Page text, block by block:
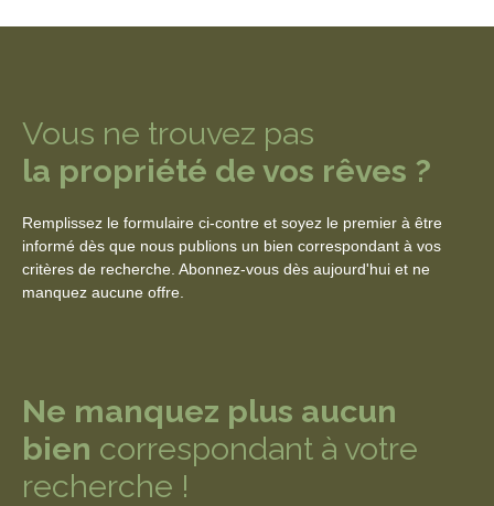
Vous ne trouvez pas
la propriété de vos rêves ?
Remplissez le formulaire ci-contre et soyez le premier à être
informé dès que nous publions un bien correspondant à vos
critères de recherche. Abonnez-vous dès aujourd'hui et ne
manquez aucune offre.
Ne manquez plus aucun
bien correspondant à votre
recherche !